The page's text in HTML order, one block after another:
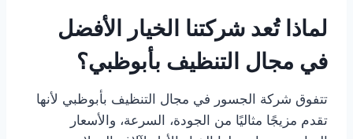
لماذا تُعد شركتنا الخيار الأفضل
في مجال التنظيف بأبوظبي؟
تتفوق شركة الجسور في مجال التنظيف بأبوظبي لأنها
تقدم مزيجًا مثاليًا من الجودة، السرعة، والأسعار